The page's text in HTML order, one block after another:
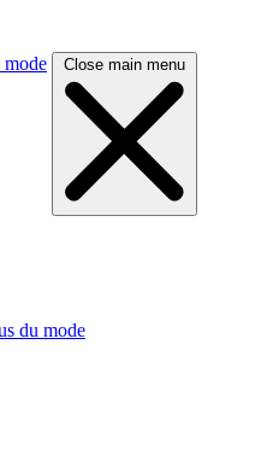
mode Close main menu
du mode